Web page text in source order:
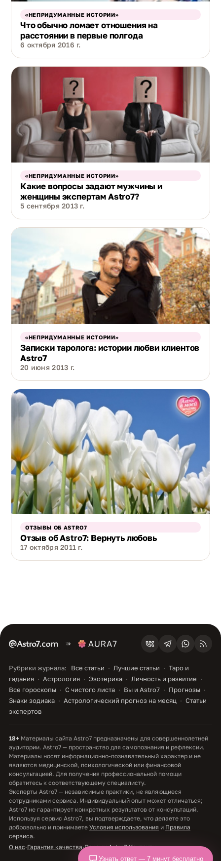
«НЕПРИДУМАННЫЕ ИСТОРИИ»
Что обычно ломает отношения на
расстоянии в первые полгода
6 октября 2016 г.
«НЕПРИДУМАННЫЕ ИСТОРИИ»
Какие вопросы задают мужчины и
женщины экспертам Astro7?
5 сентября 2013 г.
«НЕПРИДУМАННЫЕ ИСТОРИИ»
Записки таролога: истории любви клиентов
Astro7
20 июня 2013 г.
ОТЗЫВЫ ОБ ASTRO7
Отзыв об Astro7: Вернуть любовь
17 октября 2011 г.
Узнать ответ — 7 минут бесплатно
Рубрики журнала: Все статьи Лучшие статьи
Таро и
гадания
Астрология Эзотерика
Личность и развитие
Все гороскопы
С чистого листа Вы и Astro7
Прогнозы
Знаки зодиака
Астрологический прогноз на месяц
Статьи
экспертов
18+ Материалы сайта Astro7 предназначены для совершеннолетней
аудитории. Astro7 — пространство для самопознания и рефлексии.
Материалы носят информационно-познавательный характер и не
являются медицинской, психологической или финансовой
консультацией. Для получения профессиональной помощи
обратитесь к соответствующему специалисту.
Эксперты Astro7 — независимые практики, не являющиеся
сотрудниками сервиса. Индивидуальный опыт может отличаться;
Astro7 не гарантирует конкретных результатов от консультаций.
Используя сервис Astro7, вы подтверждаете, что делаете это
добровольно и принимаете Условия использования и Правила
сервиса.
О нас·Гарантия качества·Почему Astro7·Контакты